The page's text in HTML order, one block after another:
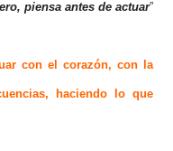
piensa antes de actuar”
con el corazón, con la
haciendo lo que